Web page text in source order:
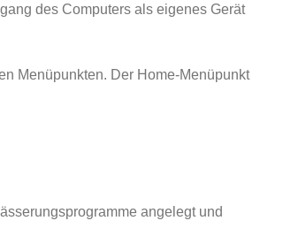
des Computers als eigenes Gerät
Menüpunkten. Der Home-Menüpunkt
angelegt und